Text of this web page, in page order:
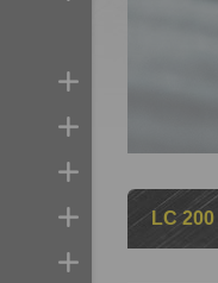
LC